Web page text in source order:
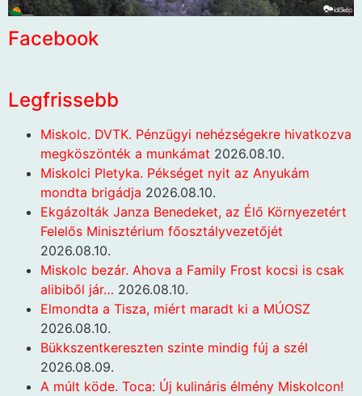
Facebook
Legfrissebb
Miskolc. DVTK. Pénzügyi nehézségekre hivatkozva
megköszönték a munkámat 2026.08.10.
Miskolci Pletyka. Pékséget nyit az Anyukám
mondta brigádja 2026.08.10.
Ekgázolták Janza Benedeket, az Élő Környezetért
Felelős Minisztérium főosztályvezetőjét
2026.08.10.
Miskolc bezár. Ahova a Family Frost kocsi is csak
alibiből jár… 2026.08.10.
Elmondta a Tisza, miért maradt ki a MÚOSZ
2026.08.10.
Bükkszentkereszten szinte mindig fúj a szél
2026.08.09.
A múlt köde. Toca: Új kulináris élmény Miskolcon!